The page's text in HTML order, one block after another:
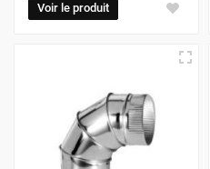
Voir le produit